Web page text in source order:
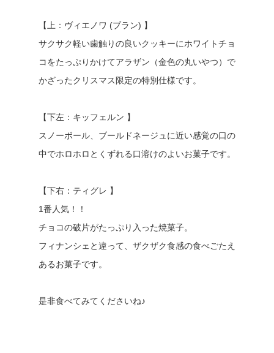
【上：ヴィエノワ (ブラン) 】
サクサク軽い歯触りの良いクッキーにホワイトチョ
コをたっぷりかけてアラザン（金色の丸いやつ）で
かざったクリスマス限定の特別仕様です。
【下左：キッフェルン 】
スノーボール、ブールドネージュに近い感覚の口の
中でホロホロとくずれる口溶けのよいお菓子です。
【下右：ティグレ 】
1番人気！！
チョコの破片がたっぷり入った焼菓子。
フィナンシェと違って、ザクザク食感の食べごたえ
あるお菓子です。
是非食べてみてくださいね♪